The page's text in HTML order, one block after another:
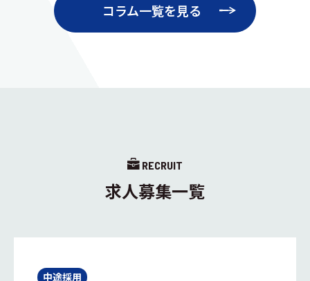
コラム一覧を見る
RECRUIT
求人募集一覧
中途採用